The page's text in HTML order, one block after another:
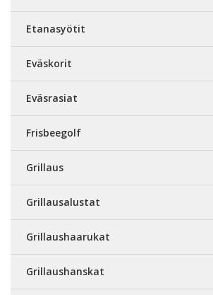
Etanasyötit
Eväskorit
Eväsrasiat
Frisbeegolf
Grillaus
Grillausalustat
Grillaushaarukat
Grillaushanskat